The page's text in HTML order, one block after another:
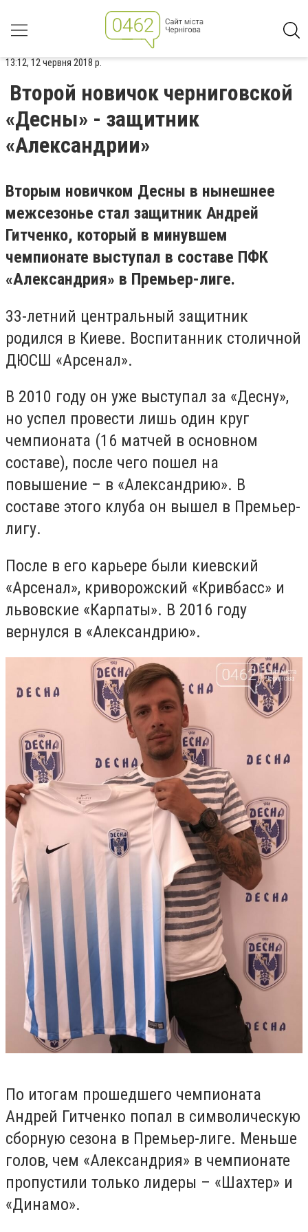
13:12, 12 червня 2018 р.
Второй новичок черниговской
«Десны» - защитник
«Александрии»
Вторым новичком Десны в нынешнее
межсезонье стал защитник Андрей
Гитченко, который в минувшем
чемпионате выступал в составе ПФК
«Александрия» в Премьер-лиге.
33-летний центральный защитник
родился в Киеве. Воспитанник столичной
ДЮСШ «Арсенал».
В 2010 году он уже выступал за «Десну»,
но успел провести лишь один круг
чемпионата (16 матчей в основном
составе), после чего пошел на
повышение – в «Александрию». В
составе этого клуба он вышел в Премьер-
лигу.
После в его карьере были киевский
«Арсенал», криворожский «Кривбасс» и
львовские «Карпаты». В 2016 году
вернулся в «Александрию».
По итогам прошедшего чемпионата
Андрей Гитченко попал в символическую
сборную сезона в Премьер-лиге. Меньше
голов, чем «Александрия» в чемпионате
пропустили только лидеры – «Шахтер» и
«Динамо».